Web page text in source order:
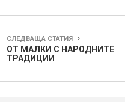
СЛЕДВАЩА СТАТИЯ
ОТ МАЛКИ С НАРОДНИТЕ
ТРАДИЦИИ